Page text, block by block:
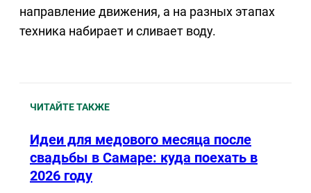
направление движения, а на разных этапах
техника набирает и сливает воду.
ЧИТАЙТЕ ТАКЖЕ
Идеи для медового месяца после
свадьбы в Самаре: куда поехать в
2026 году